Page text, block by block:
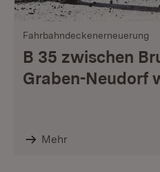
Fahrbahndeckenerneuerung
B 35 zwischen
Graben-Neudorf
Mehr